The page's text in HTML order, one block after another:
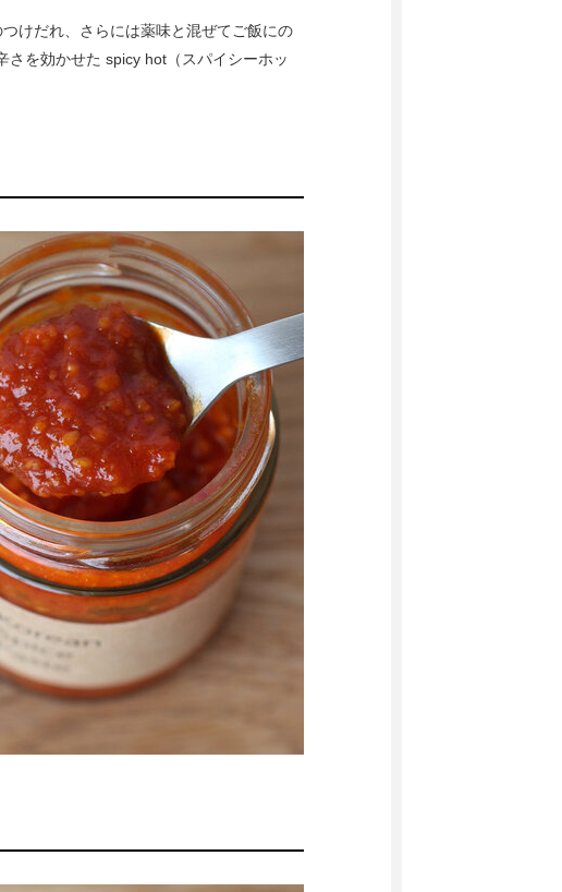
けだれ、さらには薬味と混ぜてご飯にの
を効かせた spicy hot（スパイシーホッ